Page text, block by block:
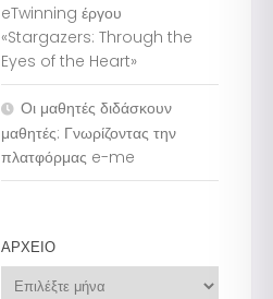
eTwinning έργου
«Stargazers: Through the
Eyes of the Heart»
Οι μαθητές διδάσκουν
μαθητές: Γνωρίζοντας την
πλατφόρμας e-me
ΑΡΧΕΊΟ
Αρχείο